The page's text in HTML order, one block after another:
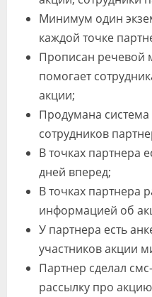
Минимум один
каждой точке
Прописан речевой
помогает
акции;
Продумана
сотрудников
В точках партнера
дней вперед;
В точках партнера
информацией об
У партнера есть
участников акции
Партнер сделал
рассылку про